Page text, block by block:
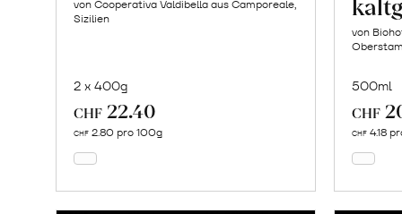
von Cooperativa Valdibella aus Camporeale,
Sizilien
2 x 400g
CHF 22.40
CHF 2.80 pro 100g
von
500ml
CHF
CHF 4.18